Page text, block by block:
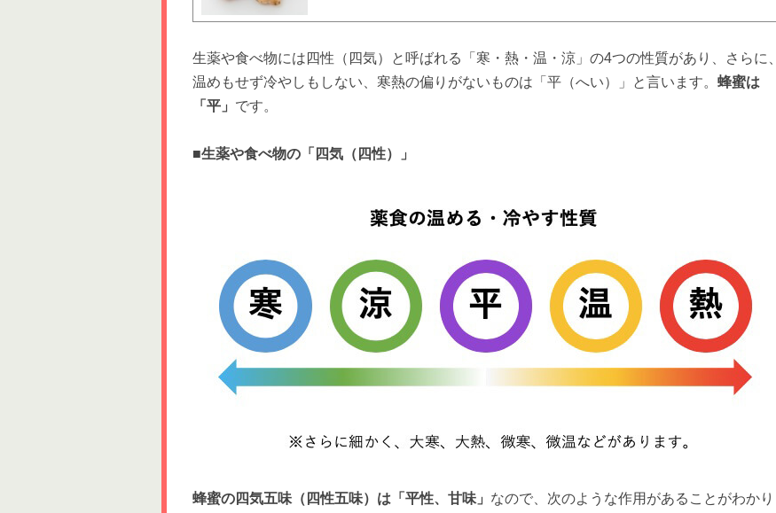
生薬や食べ物には四性（四気）と呼ばれる「寒・熱・温・涼」の4つの性質があり、さらに、
温めもせず冷やしもしない、寒熱の偏りがないものは「平（へい）」と言います。 蜂蜜は
「平」 です。
■生薬や食べ物の「四気（四性）」
蜂蜜の四気五味（四性五味）は「平性、甘味」 なので、次のような作用があることがわかり